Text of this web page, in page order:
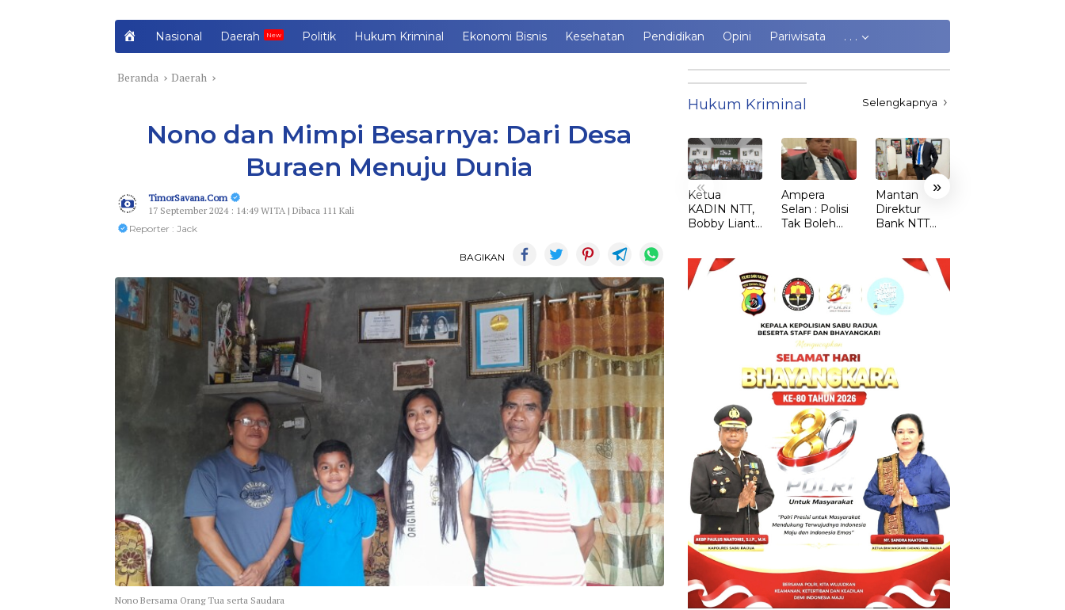
o
e
Nasional Daerah Politik Hukum Kriminal Ekonomi Bisnis Kesehatan Pendidikan Opini Pariwisata . . .
Beranda Daerah
Nono dan Mimpi Besarnya: Dari Desa
Buraen Menuju Dunia
TimorSavana.Com
17 September 2024 : 14:49 WITA | Dibaca 111 Kali
Reporter : Jack
BAGIKAN
Nono Bersama Orang Tua serta Saudara
Hukum Kriminal Selengkapnya
« »
Ketua
KADIN NTT,
Bobby Lianto
jadi Ketua
KADIN
LEMBATA
Ampera
Selan : Polisi
Tak Boleh
Mantan
Direktur
Bank NTT
NTT atas
Dugaan
tindak pidana
Penipuan